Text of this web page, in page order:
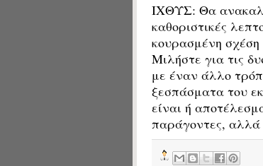
ΙΧΘΥΣ: Θα
καθοριστικές
κουρασμένη σχέση
Μιλήστε για τις
με έναν άλλο
ξεσπάσματα του
είναι ή
παράγοντες, αλλά